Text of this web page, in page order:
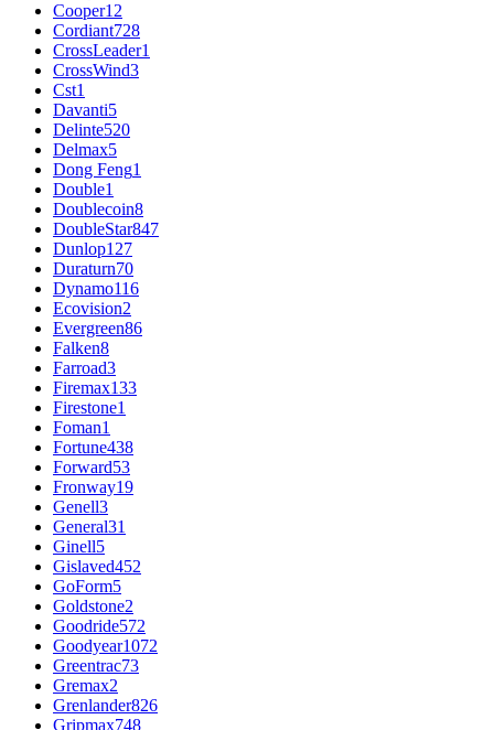
Cooper12
Cordiant728
CrossLeader1
CrossWind3
Cst1
Davanti5
Delinte520
Delmax5
Dong Feng1
Double1
Doublecoin8
DoubleStar847
Dunlop127
Duraturn70
Dynamo116
Ecovision2
Evergreen86
Falken8
Farroad3
Firemax133
Firestone1
Foman1
Fortune438
Forward53
Fronway19
Genell3
General31
Ginell5
Gislaved452
GoForm5
Goldstone2
Goodride572
Goodyear1072
Greentrac73
Gremax2
Grenlander826
Gripmax748